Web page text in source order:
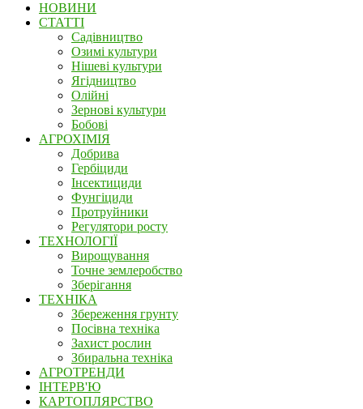
НОВИНИ
СТАТТІ
Садівництво
Озимі культури
Нішеві культури
Ягідництво
Олійні
Зернові культури
Бобові
АГРОХІМІЯ
Добрива
Гербіциди
Інсектициди
Фунгіциди
Протруйники
Регулятори росту
ТЕХНОЛОГІЇ
Вирощування
Точне землеробство
Зберігання
ТЕХНІКА
Збереження грунту
Посівна техніка
Захист рослин
Збиральна техніка
АГРОТРЕНДИ
ІНТЕРВ'Ю
КАРТОПЛЯРСТВО